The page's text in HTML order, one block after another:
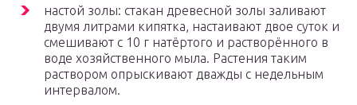
настой золы: стакан древесной золы заливают
двумя литрами кипятка, настаивают двое суток и
смешивают с 10 г натёртого и растворённого в
воде хозяйственного мыла. Растения таким
раствором опрыскивают дважды с недельным
интервалом.